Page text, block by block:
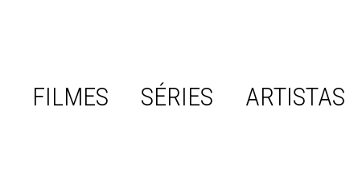
FILMES SÉRIES ARTISTAS